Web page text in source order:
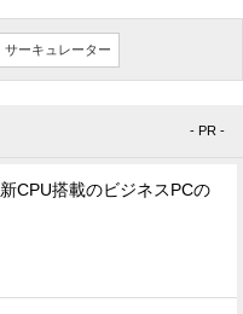
サーキュレーター
- PR -
CPU搭載のビジネスPCの